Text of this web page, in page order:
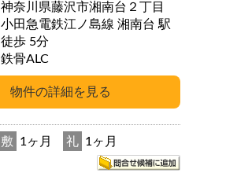
神奈川県藤沢市湘南台２丁目
小田急電鉄江ノ島線 湘南台 駅
徒歩 5分
鉄骨ALC
敷 1ヶ月 礼 1ヶ月